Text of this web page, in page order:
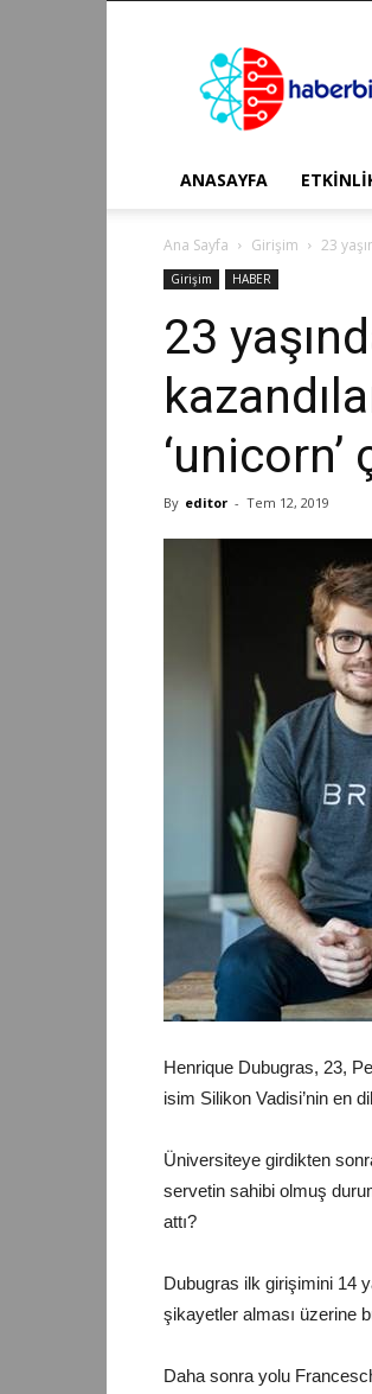
Haber
Bilim
Teknoloji
ANASAYFA
Ana Sayfa Girişim 23
Girişim HABER
23
‘unicorn’
By editor - Tem 12, 2019
Henrique Dubugras, 23,
isim Silikon Vadisi’nin en
Üniversiteye girdikten
servetin sahibi olmuş
attı?
Dubugras ilk girişimini 14
şikayetler alması üzerine
Daha sonra yolu